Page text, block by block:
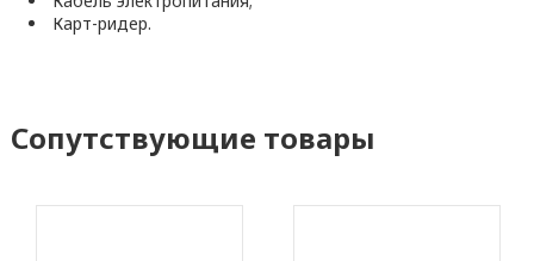
Карт-ридер.
Сопутствующие товары